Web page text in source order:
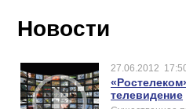
Новости
27.06.2012
телевидение